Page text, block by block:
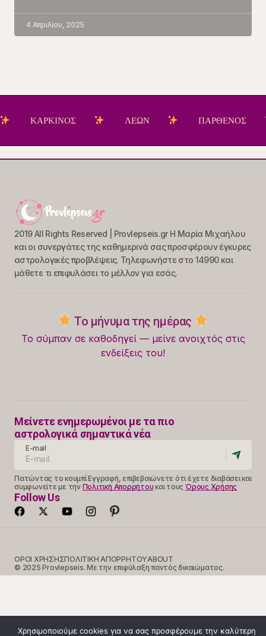
4 Απριλίου, 2025
ΚΑΡΚΙΝΟΣ ΛΕΩΝ ΠΑΡΘΕΝΟΣ
2019 All Rights Reserved | Provlepseis.gr Η Μαρία Μιχαήλου
και οι συνεργάτες της καθημερινά σας προσφέρουν έγκυρες
αστρολογικές προβλέψεις. Τηλεφωνήστε στο 14990 και
μάθετε τι επιφυλάσει το μέλλον για εσάς.
Το μήνυμα της ημέρας
Το σύμπαν σε καθοδηγεί — μείνε ανοιχτός στις
ενδείξεις του!
Μείνετε ενημερωμένοι με τα πιο
αστρολογικά σημαντικά νέα
E-mail
Πατώντας το κουμπί Εγγραφή, επιβεβαιώνετε ότι έχετε διαβάσει και
συμφωνείτε με την Πολιτική Απορρήτου και τους Όρους Χρήσης
Follow Us
ΟΡΟΙ ΧΡΗΣΗΣΠΟΛΙΤΙΚΗ ΑΠΟΡΡΗΤΟΥABOUT
© 2025 Provlepseis. Με την επιφύλαξη παντός δικαιώματος.
Χρησιμοποιούμε cookies για να σας προσφέρουμε την καλύτερη